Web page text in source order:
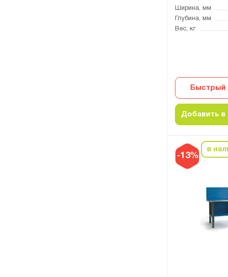
Ширина, мм
Глубина, мм
Вес, кг
Быстрый
Добавить в
-13%
в